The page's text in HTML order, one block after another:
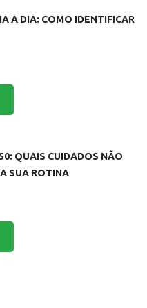
A DIA: COMO IDENTIFICAR
QUAIS CUIDADOS NÃO
SUA ROTINA